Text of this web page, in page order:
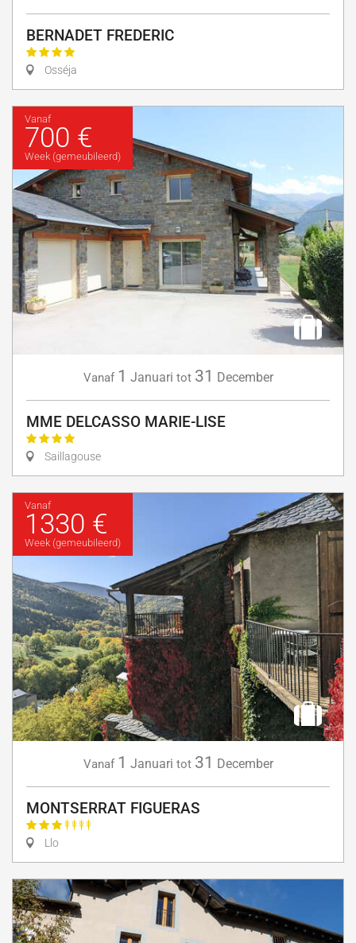
BERNADET FREDERIC
Osséja
Vanaf
700 €
Week (gemeubileerd)
Vanaf 1 Januari tot 31 December
MME DELCASSO MARIE-LISE
Saillagouse
Vanaf
1330 €
Week (gemeubileerd)
Vanaf 1 Januari tot 31 December
MONTSERRAT FIGUERAS
Llo